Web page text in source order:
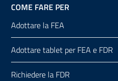
COME FARE PER
Adottare la FEA
Adottare tablet per FEA e FDR
Richiedere la FDR